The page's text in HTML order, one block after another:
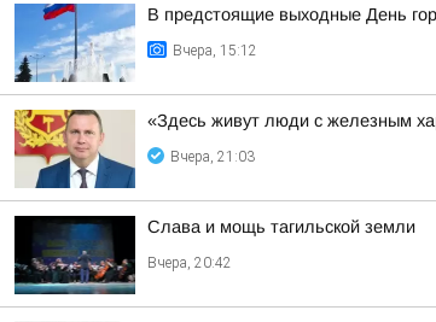
В предстоящие выходные День
Вчера, 15:12
«Здесь живут люди с железным
Вчера, 21:03
Слава и мощь тагильской земли
Вчера, 20:42